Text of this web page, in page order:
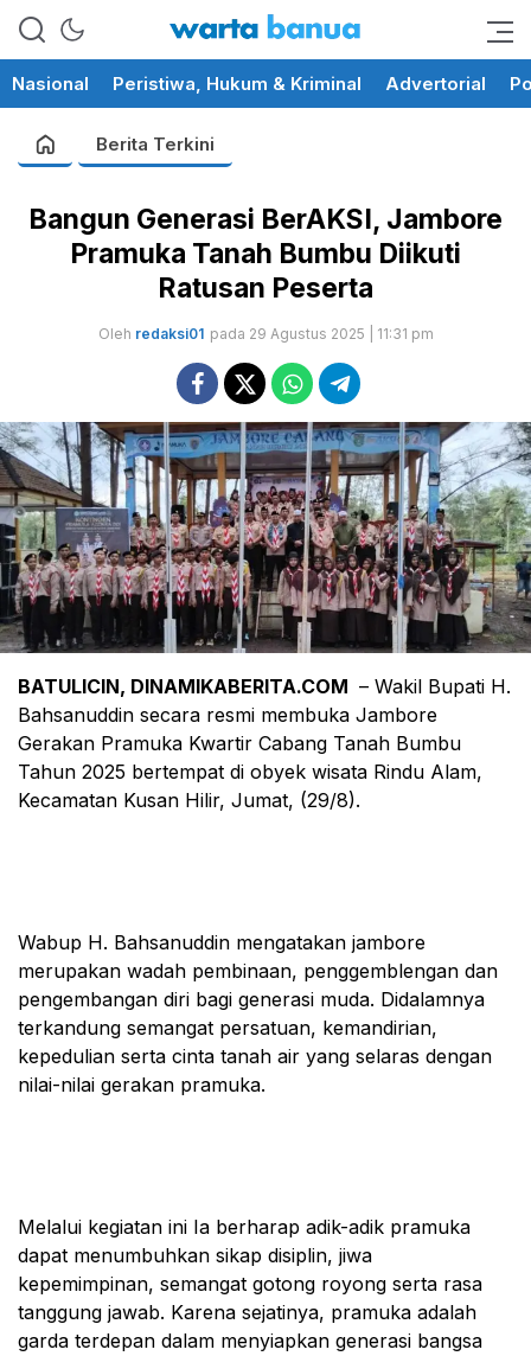
wartabanua.com
memberikan informasi yang
Nasional Peristiwa, Hukum & Kriminal Advertorial
Berita Terkini
Bangun Generasi BerAKSI, Jambore
Pramuka Tanah Bumbu Diikuti
Ratusan Peserta
Oleh redaksi01 pada 29 Agustus 2025 | 11:31 pm
BATULICIN, DINAMIKABERITA.COM – Wakil Bupati H.
Bahsanuddin secara resmi membuka Jambore
Gerakan Pramuka Kwartir Cabang Tanah Bumbu
Tahun 2025 bertempat di obyek wisata Rindu Alam,
Kecamatan Kusan Hilir, Jumat, (29/8).
Wabup H. Bahsanuddin mengatakan jambore
merupakan wadah pembinaan, penggemblengan dan
pengembangan diri bagi generasi muda. Didalamnya
terkandung semangat persatuan, kemandirian,
kepedulian serta cinta tanah air yang selaras dengan
nilai-nilai gerakan pramuka.
Melalui kegiatan ini Ia berharap adik-adik pramuka
dapat menumbuhkan sikap disiplin, jiwa
kepemimpinan, semangat gotong royong serta rasa
tanggung jawab. Karena sejatinya, pramuka adalah
garda terdepan dalam menyiapkan generasi bangsa